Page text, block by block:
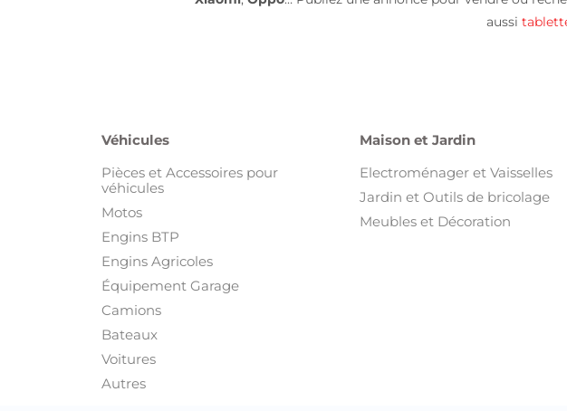
aussi
Véhicules
Pièces et Accessoires pour
véhicules
Motos
Engins BTP
Engins Agricoles
Équipement Garage
Camions
Bateaux
Voitures
Autres
Maison et Jardin
Electroménager et Vaisselles
Jardin et Outils de bricolage
Meubles et Décoration